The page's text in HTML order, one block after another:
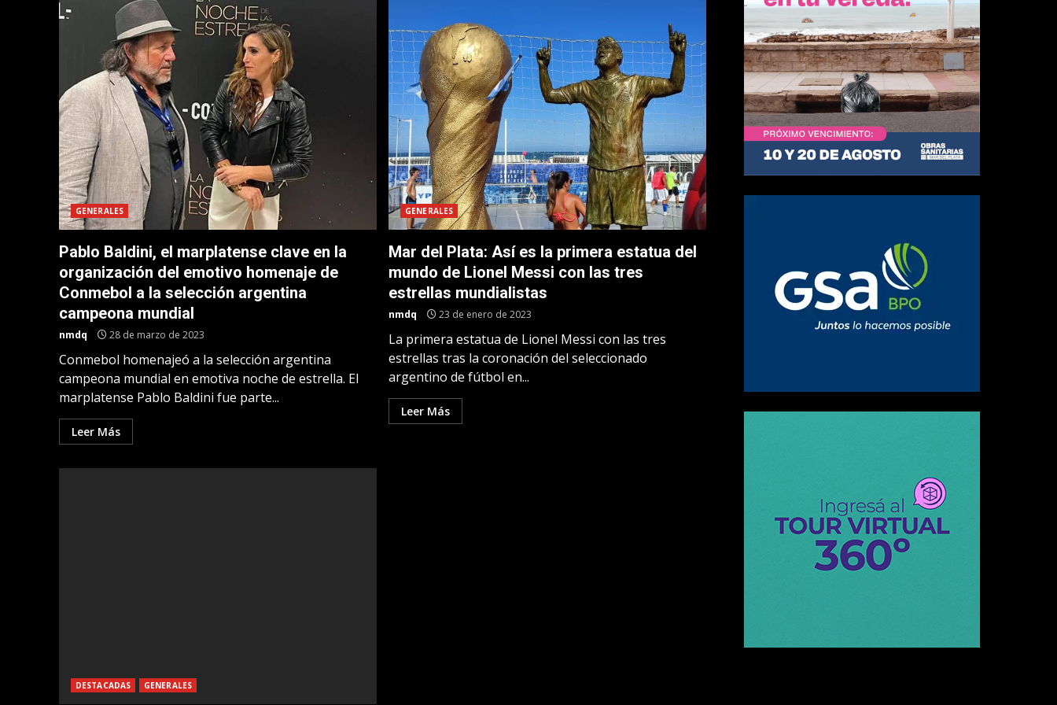
GENERALES
Pablo Baldini, el marplatense clave en la
organización del emotivo homenaje de
Conmebol a la selección argentina
campeona mundial
nmdq 28 de marzo de 2023
Conmebol homenajeó a la selección argentina
campeona mundial en emotiva noche de estrella. El
marplatense Pablo Baldini fue parte...
Leer Más
GENERALES
Mar del Plata: Así es la primera estatua del
mundo de Lionel Messi con las tres
estrellas mundialistas
nmdq 23 de enero de 2023
La primera estatua de Lionel Messi con las tres
estrellas tras la coronación del seleccionado
argentino de fútbol en...
Leer Más
DESTACADAS GENERALES